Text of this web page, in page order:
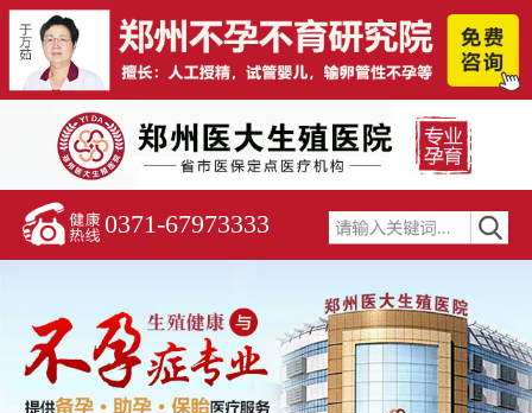
0371-67973333